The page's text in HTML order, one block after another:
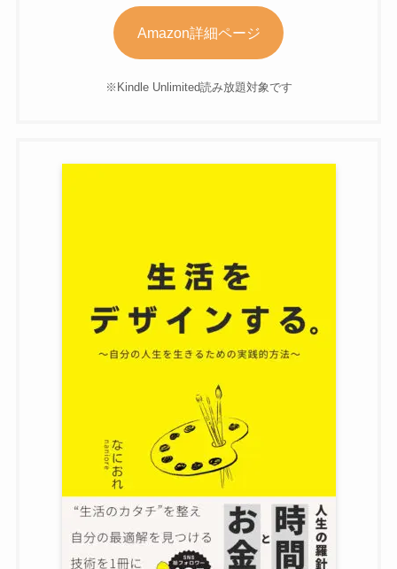
Amazon詳細ページ
※Kindle Unlimited読み放題対象です